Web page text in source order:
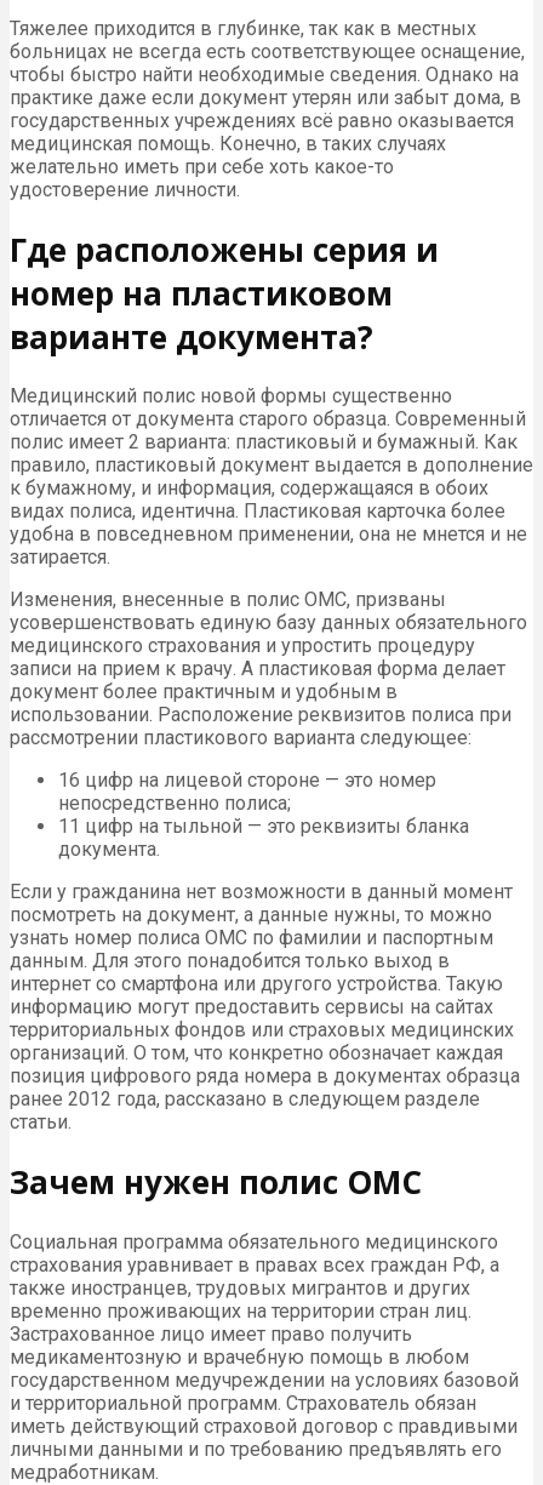
Тяжелее приходится в глубинке, так как в местных
больницах не всегда есть соответствующее оснащение,
чтобы быстро найти необходимые сведения. Однако на
практике даже если документ утерян или забыт дома, в
государственных учреждениях всё равно оказывается
медицинская помощь. Конечно, в таких случаях
желательно иметь при себе хоть какое-то
удостоверение личности.
Где расположены серия и
номер на пластиковом
варианте документа?
Медицинский полис новой формы существенно
отличается от документа старого образца. Современный
полис имеет 2 варианта: пластиковый и бумажный. Как
правило, пластиковый документ выдается в дополнение
к бумажному, и информация, содержащаяся в обоих
видах полиса, идентична. Пластиковая карточка более
удобна в повседневном применении, она не мнется и не
затирается.
Изменения, внесенные в полис ОМС, призваны
усовершенствовать единую базу данных обязательного
медицинского страхования и упростить процедуру
записи на прием к врачу. А пластиковая форма делает
документ более практичным и удобным в
использовании. Расположение реквизитов полиса при
рассмотрении пластикового варианта следующее:
16 цифр на лицевой стороне — это номер
непосредственно полиса;
11 цифр на тыльной — это реквизиты бланка
документа.
Если у гражданина нет возможности в данный момент
посмотреть на документ, а данные нужны, то можно
узнать номер полиса ОМС по фамилии и паспортным
данным. Для этого понадобится только выход в
интернет со смартфона или другого устройства. Такую
информацию могут предоставить сервисы на сайтах
территориальных фондов или страховых медицинских
организаций. О том, что конкретно обозначает каждая
позиция цифрового ряда номера в документах образца
ранее 2012 года, рассказано в следующем разделе
статьи.
Зачем нужен полис ОМС
Социальная программа обязательного медицинского
страхования уравнивает в правах всех граждан РФ, а
также иностранцев, трудовых мигрантов и других
временно проживающих на территории стран лиц.
Застрахованное лицо имеет право получить
медикаментозную и врачебную помощь в любом
государственном медучреждении на условиях базовой
и территориальной программ. Страхователь обязан
иметь действующий страховой договор с правдивыми
личными данными и по требованию предъявлять его
медработникам.